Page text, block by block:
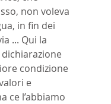
non voleva
in fin dei
... Qui la
condizione
e
ce l’abbiamo